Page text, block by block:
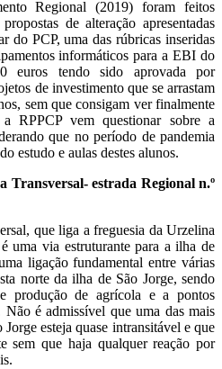
Regional (2019) foram feitos
de alteração apresentadas
do PCP, uma das rúbricas inseridas
informáticos para a EBI do
tendo sido aprovada por
de investimento que se arrastam
sem que consigam ver finalmente
RPPCP vem questionar sobre a
que no período de pandemia
estudo e aulas destes alunos.
Transversal- estrada Regional n.º
que liga a freguesia da Urzelina
uma via estruturante para a ilha de
ligação fundamental entre várias
norte da ilha de São Jorge, sendo
produção de agrícola e a pontos
Não é admissível que uma das mais
esteja quase intransitável e que
sem que haja qualquer reação por